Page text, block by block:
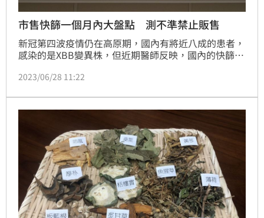
市售快篩一個月內大盤點 測不準禁止販售
新冠第四波疫情仍在高原期，國內有將近八成的患者，
感染的是XBB變異株，但近期醫師反映，國內的快篩試
約7成。對此，食藥署今(28)日表示，食藥署將針對市
準確度評估報告，若低於標準值，將禁止販售、使用。
(記者黃仲丘)
2023/06/28 11:22